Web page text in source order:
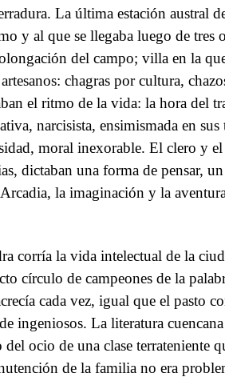
La última estación austral
y al que se llegaba luego de tres
del campo; villa en la
chagras por cultura,
el ritmo de la vida: la hora del
narcisista, ensimismada en sus
moral inexorable. El clero y
dictaban una forma de pensar,
la imaginación y la
corría la vida intelectual de la
círculo de campeones de la
cada vez, igual que el pasto
ingeniosos. La literatura
ocio de una clase terrateniente
de la familia no era